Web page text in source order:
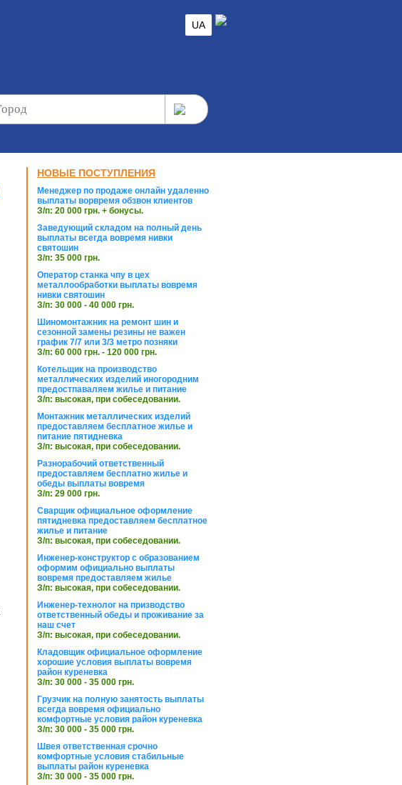
UA
НОВЫЕ ПОСТУПЛЕНИЯ
Менеджер по продаже онлайн удаленно
выплаты ворвремя обзвон клиентов
З/п: 20 000 грн. + бонусы.
Заведующий складом на полный день
выплаты всегда вовремя нивки
святошин
З/п: 35 000 грн.
Оператор станка чпу в цех
металлообработки выплаты вовремя
нивки святошин
З/п: 30 000 - 40 000 грн.
Шиномонтажник на ремонт шин и
сезонной замены резины не важен
график 7/7 или 3/3 метро позняки
З/п: 60 000 грн. - 120 000 грн.
Котельщик на производство
металлических изделий иногородним
предостпаваляем жилье и питание
З/п: высокая, при собеседовании.
Монтажник металлических изделий
предоставляем бесплатное жилье и
питание пятидневка
З/п: высокая, при собеседовании.
Разнорабочий ответственный
предоставляем бесплатно жилье и
обеды выплаты вовремя
З/п: 29 000 грн.
Сварщик официальное оформление
пятидневка предоставляем бесплатное
жилье и питание
З/п: высокая, при собеседовании.
Инженер-конструктор с образованием
оформим официально выплаты
вовремя предоставляем жилье
З/п: высокая, при собеседовании.
Инженер-технолог на призводство
ответственный обеды и проживание за
наш счет
З/п: высокая, при собеседовании.
Кладовщик официальное оформление
хорошие условия выплаты вовремя
район куреневка
З/п: 30 000 - 35 000 грн.
Грузчик на полную занятость выплаты
всегда вовремя официально
комфортные условия район куреневка
З/п: 30 000 - 35 000 грн.
Швея ответственная срочно
комфортные условия стабильные
выплаты район куреневка
З/п: 30 000 - 35 000 грн.